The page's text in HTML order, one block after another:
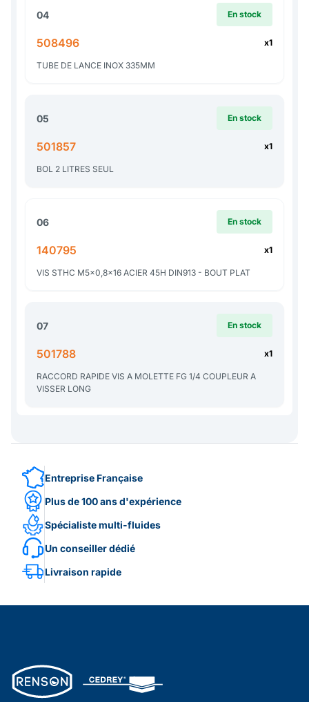
04 En stock
508496 x1
TUBE DE LANCE INOX 335MM
05 En stock
501857 x1
BOL 2 LITRES SEUL
06 En stock
140795 x1
VIS STHC M5x0,8x16 ACIER 45H DIN913 - BOUT PLAT
07 En stock
501788 x1
RACCORD RAPIDE VIS A MOLETTE FG 1/4 COUPLEUR A
VISSER LONG
Entreprise Française
Plus de 100 ans d'expérience
Spécialiste multi-fluides
Un conseiller dédié
Livraison rapide